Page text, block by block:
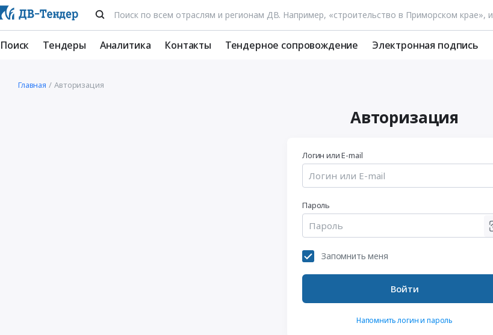
Поиск Тендеры Аналитика Контакты Тендерное сопровождение Электронная подпись
Главная Авторизация
Авторизация
Логин или E-mail
Пароль
Запомнить меня
Войти
Напомнить логин и пароль